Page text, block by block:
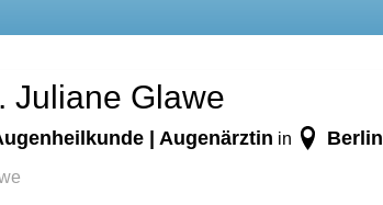
Juliane Glawe
| Augenärztin in Berlin